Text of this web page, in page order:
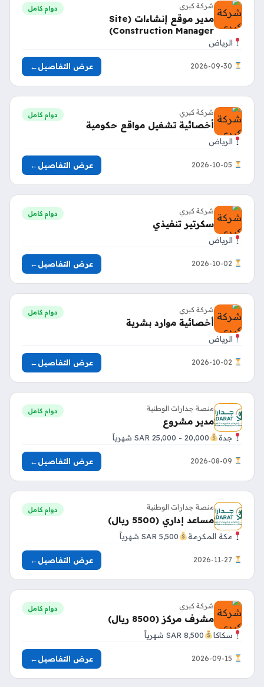
شركة كبري
مدير موقع إنشاءات (Site
Construction Manager)
دوام كامل
الرياض
عرض التفاصيل←
شركة كبري
أخصائية تشغيل مواقع حكومية
دوام كامل
الرياض
عرض التفاصيل←
شركة كبري
سكرتير تنفيذي
دوام كامل
الرياض
عرض التفاصيل←
شركة كبري
أخصائية موارد بشرية
دوام كامل
الرياض
عرض التفاصيل←
منصة جدارات الوطنية
مدير مشروع
دوام كامل
جدة 20,000 - 25,000 SAR شهرياً
عرض التفاصيل←
منصة جدارات الوطنية
مساعد إداري (5500 ريال)
دوام كامل
مكة المكرمة 5,500 SAR شهرياً
عرض التفاصيل←
شركة كبري
مشرف مركز (8500 ريال)
دوام كامل
سكاكا 8,500 SAR شهرياً
عرض التفاصيل←